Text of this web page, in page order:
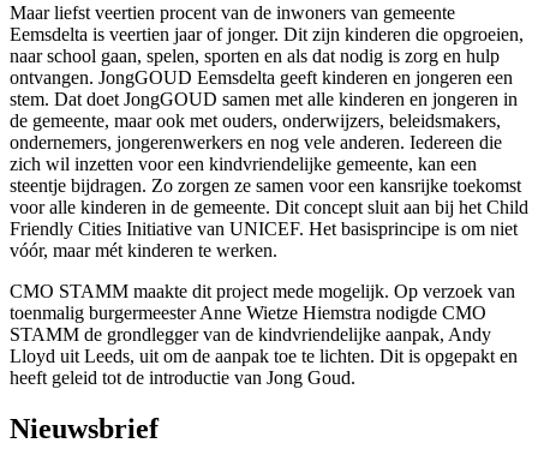
Maar liefst veertien procent van de inwoners van gemeente
Eemsdelta is veertien jaar of jonger. Dit zijn kinderen die opgroeien,
naar school gaan, spelen, sporten en als dat nodig is zorg en hulp
ontvangen. JongGOUD Eemsdelta geeft kinderen en jongeren een
stem. Dat doet JongGOUD samen met alle kinderen en jongeren in
de gemeente, maar ook met ouders, onderwijzers, beleidsmakers,
ondernemers, jongerenwerkers en nog vele anderen. Iedereen die
zich wil inzetten voor een kindvriendelijke gemeente, kan een
steentje bijdragen. Zo zorgen ze samen voor een kansrijke toekomst
voor alle kinderen in de gemeente. Dit concept sluit aan bij het Child
Friendly Cities Initiative van UNICEF. Het basisprincipe is om niet
vóór, maar mét kinderen te werken.
CMO STAMM maakte dit project mede mogelijk. Op verzoek van
toenmalig burgermeester Anne Wietze Hiemstra nodigde CMO
STAMM de grondlegger van de kindvriendelijke aanpak, Andy
Lloyd uit Leeds, uit om de aanpak toe te lichten. Dit is opgepakt en
heeft geleid tot de introductie van Jong Goud.
Nieuwsbrief